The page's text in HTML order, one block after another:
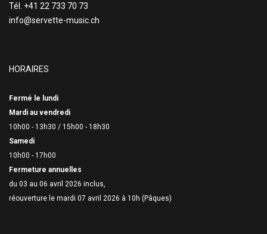
Tél. +41 22 733 70 73
info@servette-music.ch
HORAIRES
Fermé le lundi
Mardi au vendredi
10h00 - 13h30 / 15h00 - 18h30
Samedi
10h00 - 17h00
Fermeture annuelles
du 03 au 06 avril 2026 inclus,
réouverture le mardi 07 avril 2026 à 10h (Pâques)